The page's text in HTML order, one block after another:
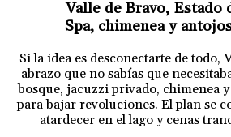
Valle de Bravo, Estado
Spa, chimenea y
Si la idea es desconectarte de todo,
abrazo que no sabías que
bosque, jacuzzi privado, chimenea
para bajar revoluciones. El plan se
atardecer en el lago y cenas